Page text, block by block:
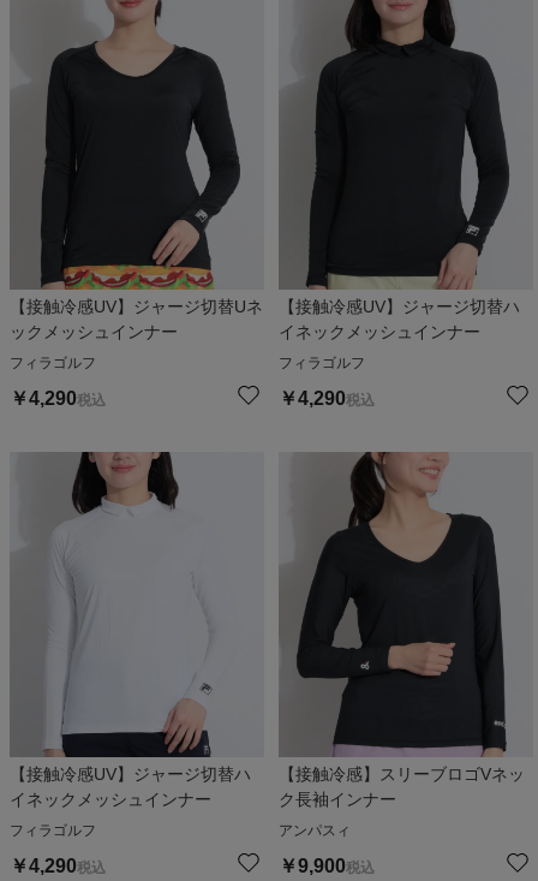
【接触冷感UV】ジャージ切替Uネ
ックメッシュインナー
フィラゴルフ
￥4,290税込
【接触冷感UV】ジャージ切替ハ
イネックメッシュインナー
フィラゴルフ
￥4,290税込
【接触冷感UV】ジャージ切替ハ
イネックメッシュインナー
フィラゴルフ
￥4,290税込
【接触冷感】スリーブロゴVネッ
ク長袖インナー
アンパスィ
￥9,900税込